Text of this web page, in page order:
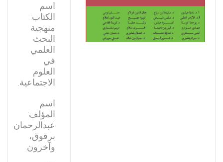
اسم
الكتاب:
منهجية
البحث
العلمي
في
العلوم
الاجتماعية.
اسم
المؤلف:
عبدالرحمان
برقوق،
وآخرون.